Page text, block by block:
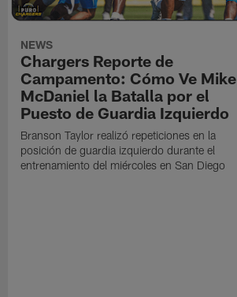
NEWS
Chargers Reporte de
Campamento: Cómo Ve Mike
McDaniel la Batalla por el
Puesto de Guardia Izquierdo
Branson Taylor realizó repeticiones en la
posición de guardia izquierdo durante el
entrenamiento del miércoles en San Diego